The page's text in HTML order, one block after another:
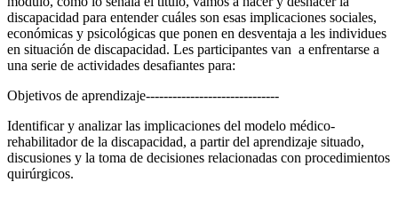
discapacidad para entender cuáles son esas implicaciones sociales,
económicas y psicológicas que ponen en desventaja a les individues
en situación de discapacidad. Les participantes van a enfrentarse a
una serie de actividades desafiantes para:
Objetivos de aprendizaje------------------------------
Identificar y analizar las implicaciones del modelo médico-
rehabilitador de la discapacidad, a partir del aprendizaje situado,
discusiones y la toma de decisiones relacionadas con procedimientos
quirúrgicos.